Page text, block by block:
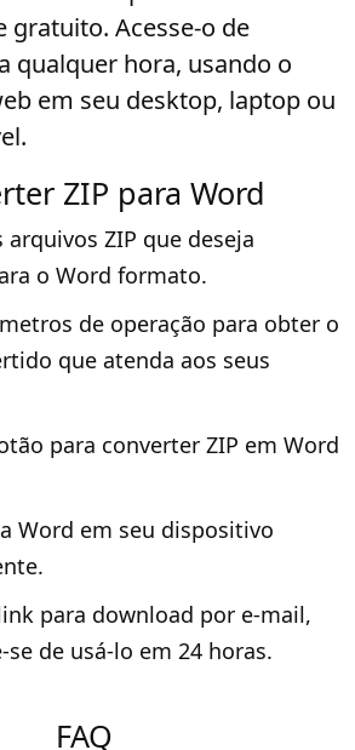
gratuito. Acesse-o de
qualquer hora, usando o
em seu desktop, laptop ou
ZIP para Word
arquivos ZIP que deseja
o Word formato.
de operação para obter o
que atenda aos seus
para converter ZIP em Word
Word em seu dispositivo
para download por e-mail,
se de usá-lo em 24 horas.
FAQ